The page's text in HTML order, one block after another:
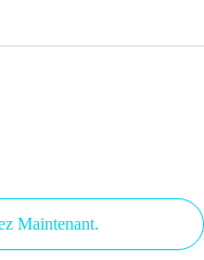
Maintenant.